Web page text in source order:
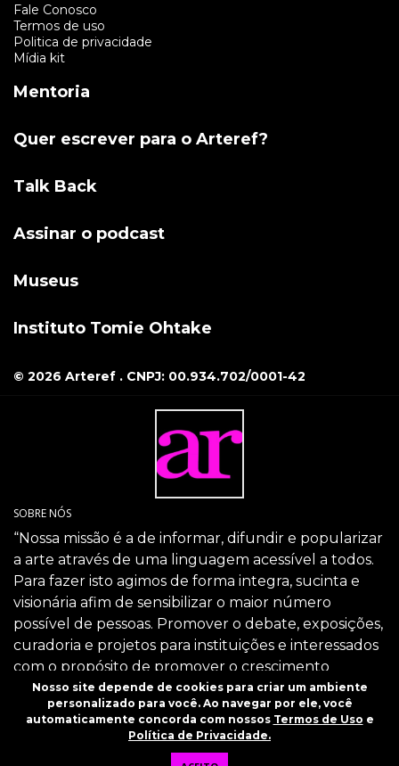
Fale Conosco
Termos de uso
Politica de privacidade
Mídia kit
Mentoria
Quer escrever para o Arteref?
Talk Back
Assinar o podcast
Museus
Instituto Tomie Ohtake
© 2026 Arteref . CNPJ: 00.934.702/0001-42
SOBRE NÓS
“Nossa missão é a de informar, difundir e popularizar
a arte através de uma linguagem acessível a todos.
Para fazer isto agimos de forma integra, sucinta e
visionária afim de sensibilizar o maior número
possível de pessoas. Promover o debate, exposições,
curadoria e projetos para instituições e interessados
com o propósito de promover o crescimento
intelectual da sociedade através da arte.”
SIGA-NOS
Nosso site depende de cookies para criar um ambiente
personalizado para você. Ao navegar por ele, você
automaticamente concorda com nossos Termos de Uso e
Política de Privacidade.